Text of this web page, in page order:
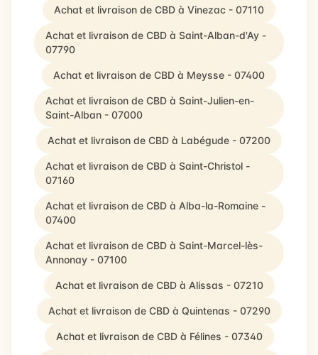
Achat et livraison de CBD à Vinezac - 07110
Achat et livraison de CBD à Saint-Alban-d'Ay -
07790
Achat et livraison de CBD à Meysse - 07400
Achat et livraison de CBD à Saint-Julien-en-
Saint-Alban - 07000
Achat et livraison de CBD à Labégude - 07200
Achat et livraison de CBD à Saint-Christol -
07160
Achat et livraison de CBD à Alba-la-Romaine -
07400
Achat et livraison de CBD à Saint-Marcel-lès-
Annonay - 07100
Achat et livraison de CBD à Alissas - 07210
Achat et livraison de CBD à Quintenas - 07290
Achat et livraison de CBD à Félines - 07340